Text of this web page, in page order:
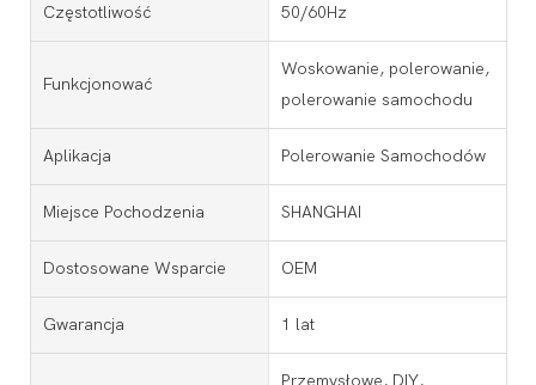
Częstotliwość 50/60Hz
Funkcjonować
Woskowanie, polerowanie,
polerowanie samochodu
Aplikacja Polerowanie Samochodów
Miejsce Pochodzenia SHANGHAI
Dostosowane Wsparcie OEM
Gwarancja 1 lat
Przemysłowe, DIY,